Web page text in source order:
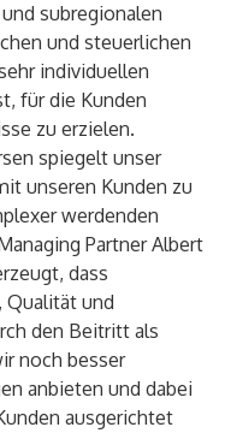
subregionalen
und steuerlichen
individuellen
für die Kunden
zu erzielen.
spiegelt unser
unseren Kunden zu
werdenden
Partner Albert
dass
Qualität und
den Beitritt als
noch besser
anbieten und dabei
ausgerichtet